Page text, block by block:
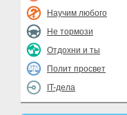
Научим любого
Не тормози
Отдохни и ты
Полит просвет
IT-дела